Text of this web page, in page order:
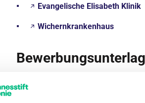
Evangelische Elisabeth Klinik
Wichernkrankenhaus